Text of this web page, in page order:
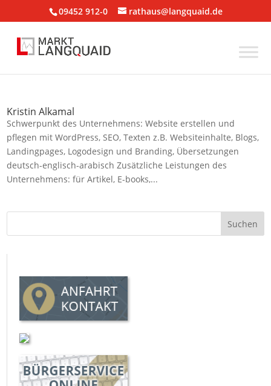
09452 912-0 rathaus@langquaid.de
Kristin Alkamal
Schwerpunkt des Unternehmens: Website erstellen und
pflegen mit WordPress, SEO, Texten z.B. Websiteinhalte, Blogs,
Landingpages, Logodesign und Branding, Übersetzungen
deutsch-englisch-arabisch Zusätzliche Leistungen des
Unternehmens: für Artikel, E-books,...